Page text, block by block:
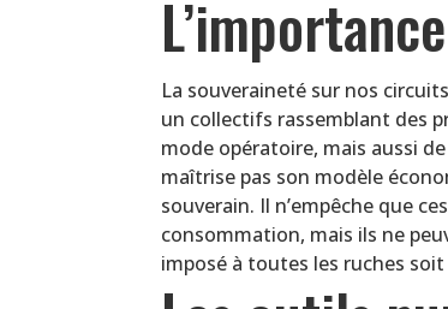
La souveraineté sur nos
un collectifs rassemblant des
mode opératoire, mais aussi
maîtrise pas son modèle
souverain. Il n’empêche que
consommation, mais ils ne
imposé à toutes les ruches